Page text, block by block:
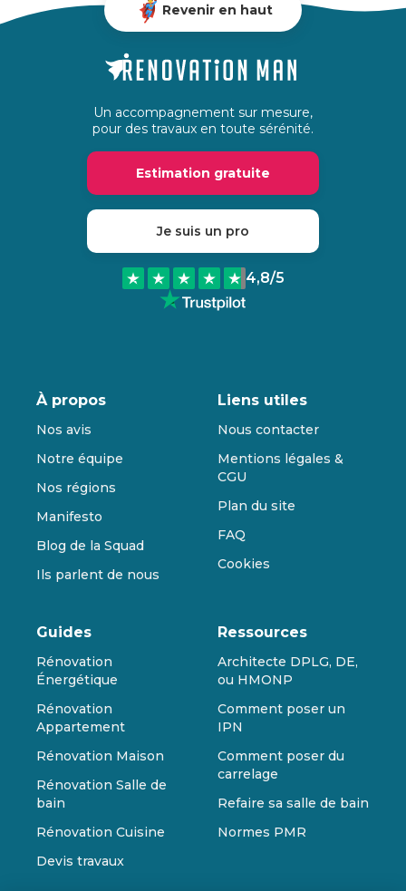
Revenir en haut
Un accompagnement sur mesure,
pour des travaux en toute sérénité.
Estimation gratuite
Je suis un pro
4,8/5
À propos
Nos avis
Notre équipe
Nos régions
Manifesto
Blog de la Squad
Ils parlent de nous
Liens utiles
Nous contacter
Mentions légales &
CGU
Plan du site
FAQ
Cookies
Guides
Rénovation
Énergétique
Rénovation
Appartement
Rénovation Maison
Rénovation Salle de
bain
Rénovation Cuisine
Devis travaux
Ressources
Architecte DPLG, DE,
ou HMONP
Comment poser un
IPN
Comment poser du
carrelage
Refaire sa salle de bain
Normes PMR